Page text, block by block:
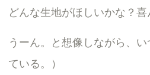
どんな生地がほしいかな？
うーん。と想像しながら、
ている。）